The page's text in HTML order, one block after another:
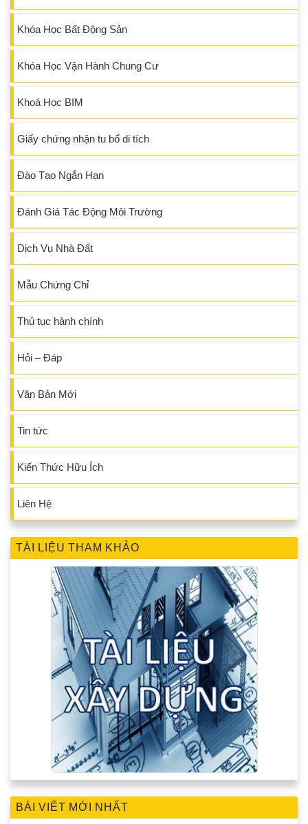
Khóa Học Bất Động Sản
Khóa Học Vận Hành Chung Cư
Khoá Học BIM
Giấy chứng nhận tu bổ di tích
Đào Tạo Ngắn Hạn
Đánh Giá Tác Động Môi Trường
Dịch Vụ Nhà Đất
Mẫu Chứng Chỉ
Thủ tục hành chính
Hỏi – Đáp
Văn Bản Mới
Tin tức
Kiến Thức Hữu Ích
Liên Hệ
TÀI LIỆU THAM KHẢO
BÀI VIẾT MỚI NHẤT